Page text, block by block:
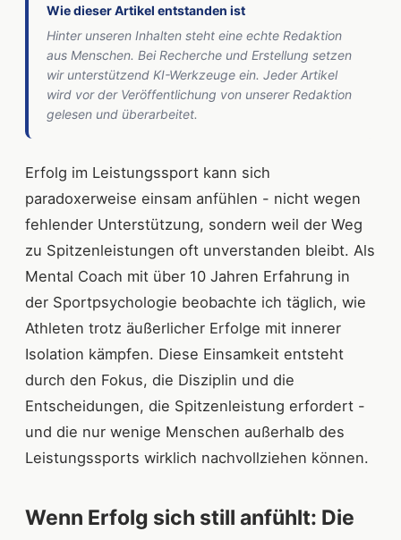
Wie dieser Artikel entstanden ist
Hinter unseren Inhalten steht eine echte Redaktion
aus Menschen. Bei Recherche und Erstellung setzen
wir unterstützend KI-Werkzeuge ein. Jeder Artikel
wird vor der Veröffentlichung von unserer Redaktion
gelesen und überarbeitet.
Erfolg im Leistungssport kann sich
paradoxerweise einsam anfühlen - nicht wegen
fehlender Unterstützung, sondern weil der Weg
zu Spitzenleistungen oft unverstanden bleibt. Als
Mental Coach mit über 10 Jahren Erfahrung in
der Sportpsychologie beobachte ich täglich, wie
Athleten trotz äußerlicher Erfolge mit innerer
Isolation kämpfen. Diese Einsamkeit entsteht
durch den Fokus, die Disziplin und die
Entscheidungen, die Spitzenleistung erfordert -
und die nur wenige Menschen außerhalb des
Leistungssports wirklich nachvollziehen können.
Wenn Erfolg sich still anfühlt: Die